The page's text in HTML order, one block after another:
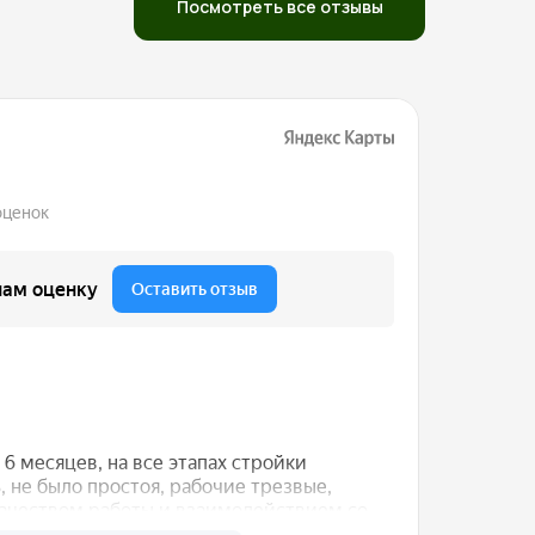
Посмотреть все отзывы